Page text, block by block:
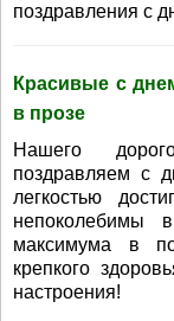
поздравления с
Красивые с
в прозе
Нашего
поздравляем с
легкостью
непоколебимы
максимума в
крепкого
настроения!